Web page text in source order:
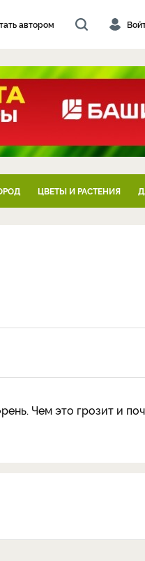
автором
ЦВЕТЫ И РАСТЕНИЯ
Чем это грозит и